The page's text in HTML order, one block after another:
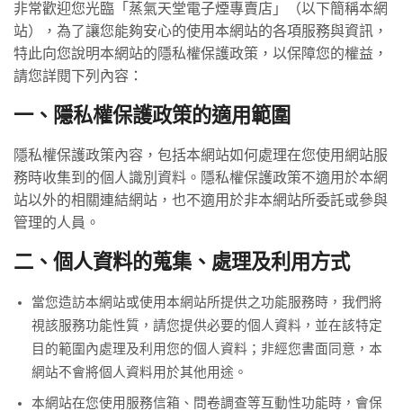
非常歡迎您光臨「蒸氣天堂電子煙專賣店」（以下簡稱本網
站），為了讓您能夠安心的使用本網站的各項服務與資訊，
特此向您說明本網站的隱私權保護政策，以保障您的權益，
請您詳閱下列內容：
一、隱私權保護政策的適用範圍
隱私權保護政策內容，包括本網站如何處理在您使用網站服
務時收集到的個人識別資料。隱私權保護政策不適用於本網
站以外的相關連結網站，也不適用於非本網站所委託或參與
管理的人員。
二、個人資料的蒐集、處理及利用方式
當您造訪本網站或使用本網站所提供之功能服務時，我們將
視該服務功能性質，請您提供必要的個人資料，並在該特定
目的範圍內處理及利用您的個人資料；非經您書面同意，本
網站不會將個人資料用於其他用途。
本網站在您使用服務信箱、問卷調查等互動性功能時，會保